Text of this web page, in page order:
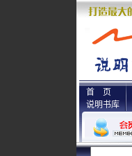
首 页
说明书库